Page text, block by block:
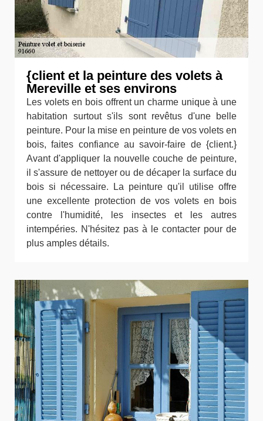
{client et la peinture des volets à
Mereville et ses environs
Les volets en bois offrent un charme unique à une
habitation surtout s'ils sont revêtus d'une belle
peinture. Pour la mise en peinture de vos volets en
bois, faites confiance au savoir-faire de {client.}
Avant d'appliquer la nouvelle couche de peinture,
il s'assure de nettoyer ou de décaper la surface du
bois si nécessaire. La peinture qu'il utilise offre
une excellente protection de vos volets en bois
contre l'humidité, les insectes et les autres
intempéries. N'hésitez pas à le contacter pour de
plus amples détails.